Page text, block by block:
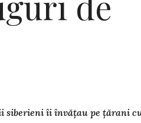
siberieni îi învățau pe țărani